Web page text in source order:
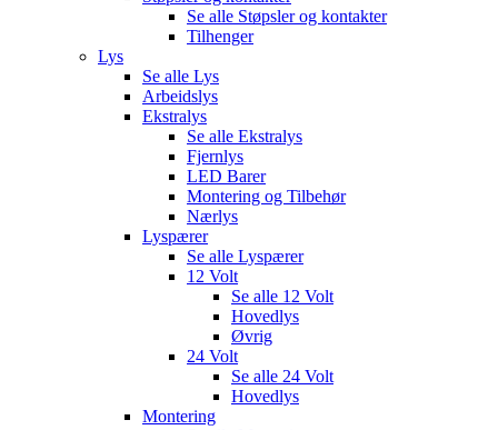
Se alle Støpsler og kontakter
Tilhenger
Lys
Se alle Lys
Arbeidslys
Ekstralys
Se alle Ekstralys
Fjernlys
LED Barer
Montering og Tilbehør
Nærlys
Lyspærer
Se alle Lyspærer
12 Volt
Se alle 12 Volt
Hovedlys
Øvrig
24 Volt
Se alle 24 Volt
Hovedlys
Montering